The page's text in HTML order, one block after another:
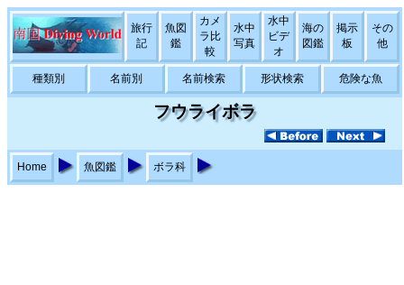
旅行
記
魚図
鑑
カメ
ラ比
較
水中
写真
水中
ビデ
オ
海の
図鑑
掲示
板
その
他
種類別 名前別 名前検索 形状検索 危険な魚
フウライボラ
Home 魚図鑑 ボラ科